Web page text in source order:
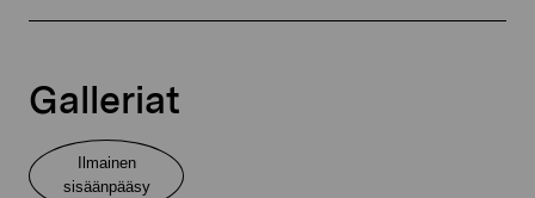
Galleriat
Ilmainen
sisäänpääsy